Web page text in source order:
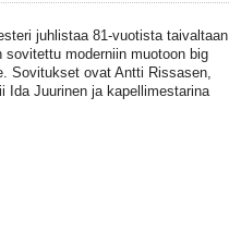
juhlistaa 81-vuotista taivaltaan
moderniin muotoon big
Sovitukset ovat Antti Rissasen,
Ida Juurinen ja kapellimestarina